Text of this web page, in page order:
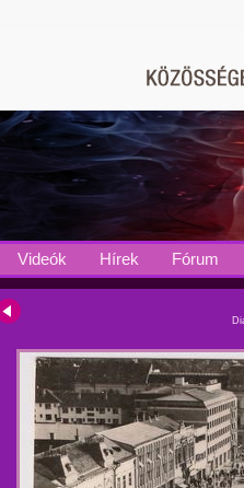
Videók Hírek Fórum